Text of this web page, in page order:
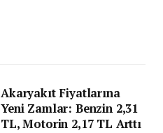
Akaryakıt Fiyatlarına
Yeni Zamlar: Benzin 2,31
TL, Motorin 2,17 TL Arttı